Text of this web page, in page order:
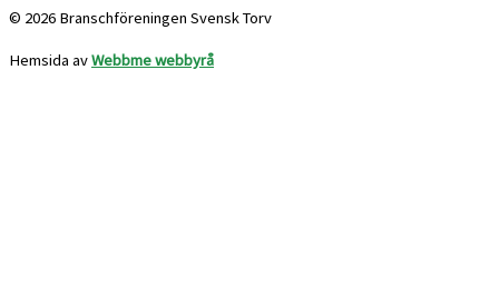
© 2026 Branschföreningen Svensk Torv
Hemsida avWebbme webbyrå